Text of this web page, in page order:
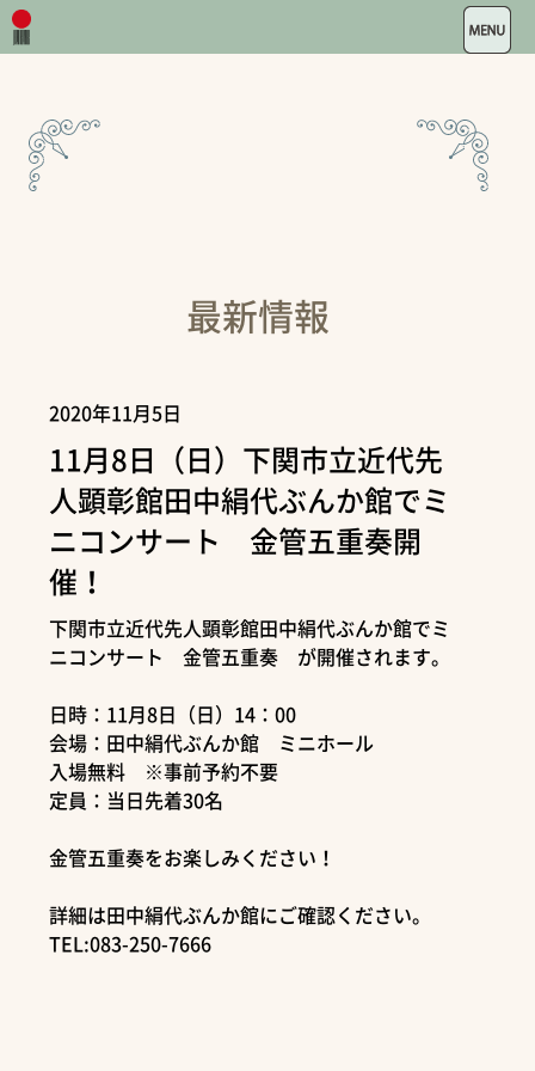
最新情報
2020年11月5日
11月8日（日）下関市立近代先
人顕彰館田中絹代ぶんか館でミ
ニコンサート 金管五重奏開
催！
下関市立近代先人顕彰館田中絹代ぶんか館でミ
ニコンサート 金管五重奏 が開催されます。
日時：11月8日（日）14：00
会場：田中絹代ぶんか館 ミニホール
入場無料 ※事前予約不要
定員：当日先着30名
金管五重奏をお楽しみください！
詳細は田中絹代ぶんか館にご確認ください。
TEL:083-250-7666